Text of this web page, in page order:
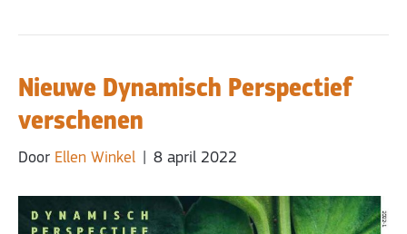
Nieuwe Dynamisch Perspectief
verschenen
Door Ellen Winkel 8 april 2022